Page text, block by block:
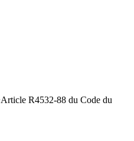
Article R4532-88 du Code du